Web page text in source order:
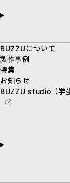
BUZZUについて
製作事例
特集
お知らせ
BUZZU studio（学